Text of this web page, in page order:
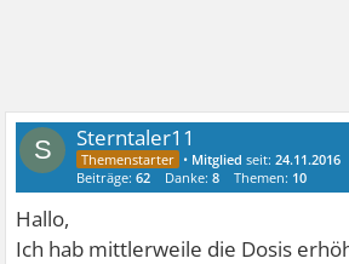
S Sterntaler11
• Mitglied seit:24.11.2016
Beiträge:62 Danke:8 Themen: 10
Hallo,
Ich hab mittlerweile die Dosis